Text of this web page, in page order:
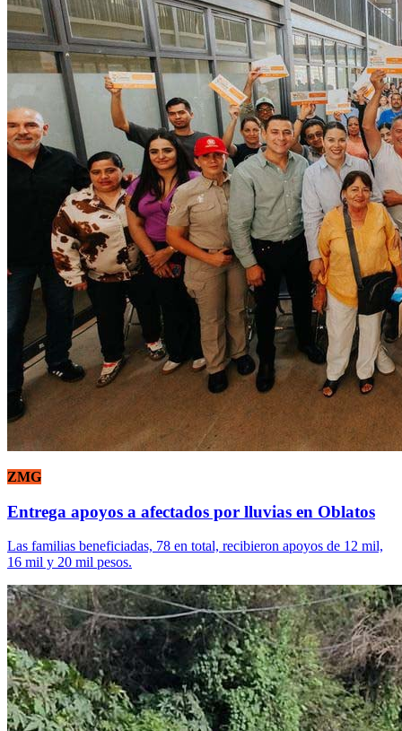
ZMG
Entrega apoyos a afectados por lluvias en Oblatos
Las familias beneficiadas, 78 en total, recibieron apoyos de 12 mil,
16 mil y 20 mil pesos.